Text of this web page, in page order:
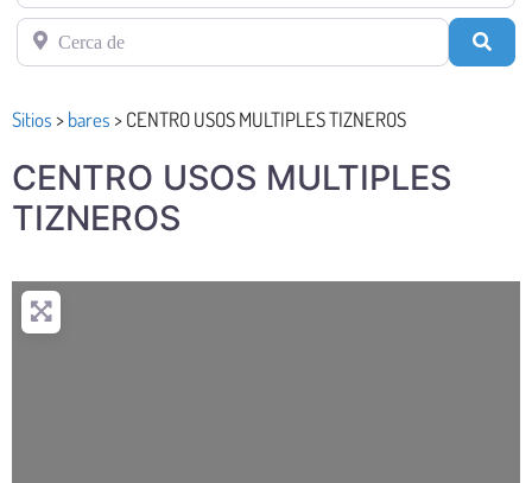
Cerca de
Sitios >bares >CENTRO USOS MULTIPLES TIZNEROS
CENTRO USOS MULTIPLES
TIZNEROS